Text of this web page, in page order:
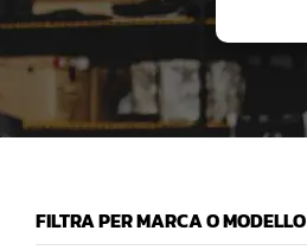
FILTRA PER MARCA O MODELLO